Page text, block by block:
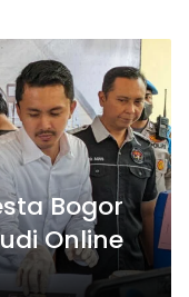
Bogor
Online